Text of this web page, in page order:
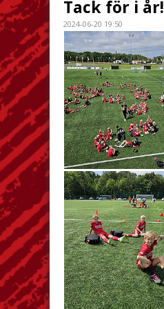
Tack för i år!
2024-06-20 19:50